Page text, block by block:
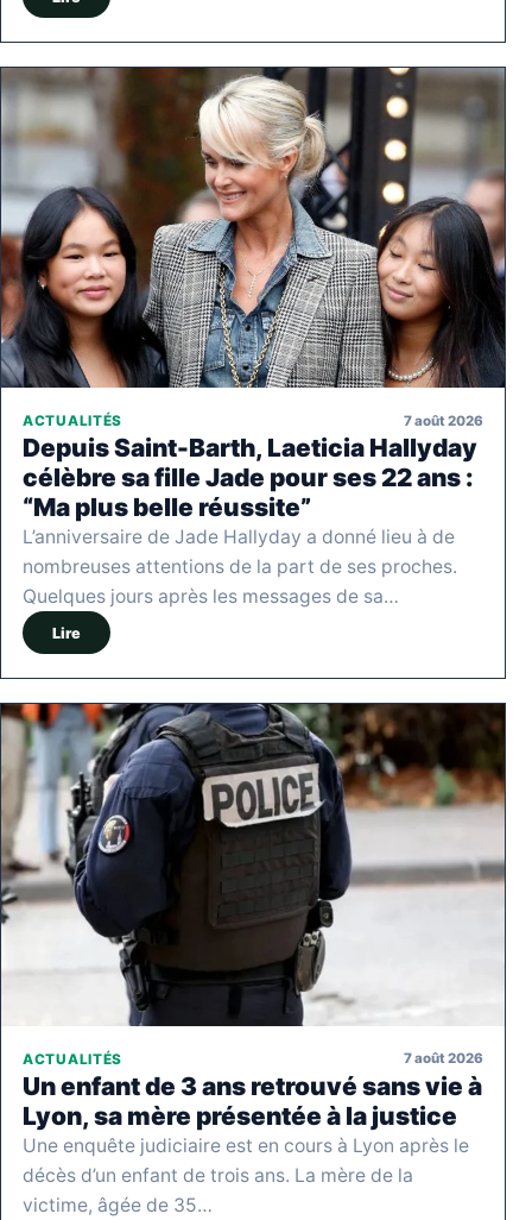
ACTUALITÉS 7 août 2026
Depuis Saint-Barth, Laeticia Hallyday
célèbre sa fille Jade pour ses 22 ans :
“Ma plus belle réussite”
L’anniversaire de Jade Hallyday a donné lieu à de
nombreuses attentions de la part de ses proches.
Quelques jours après les messages de sa…
Lire
ACTUALITÉS 7 août 2026
Un enfant de 3 ans retrouvé sans vie à
Lyon, sa mère présentée à la justice
Une enquête judiciaire est en cours à Lyon après le
décès d’un enfant de trois ans. La mère de la
victime, âgée de 35…